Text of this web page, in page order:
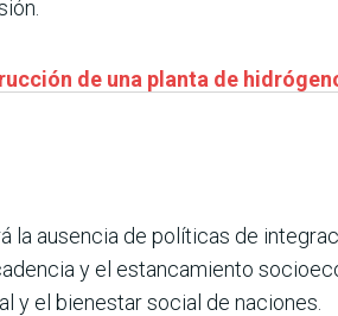
de una planta de
la ausencia de políticas de
y el estancamiento
y el bienestar social de naciones.